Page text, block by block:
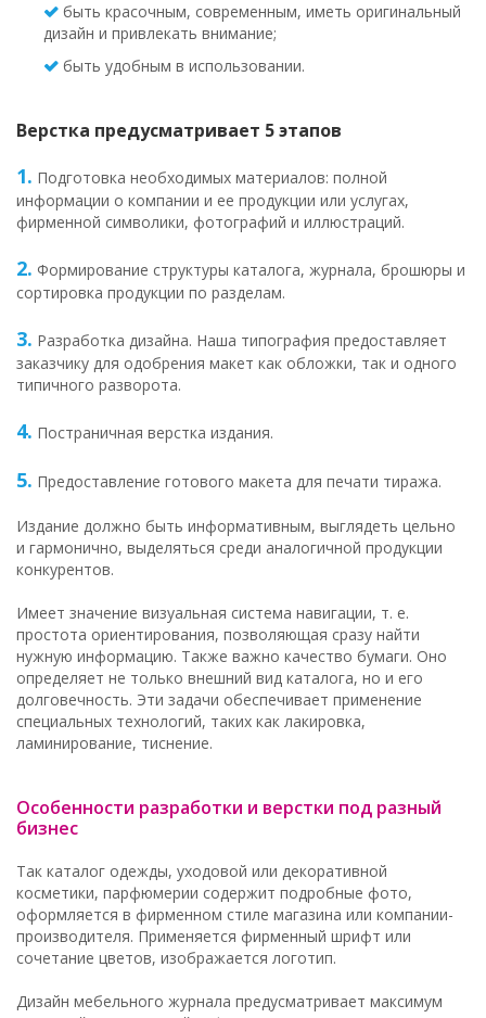
быть красочным, современным, иметь оригинальный
дизайн и привлекать внимание;
быть удобным в использовании.
Верстка предусматривает 5 этапов
1. Подготовка необходимых материалов: полной
информации о компании и ее продукции или услугах,
фирменной символики, фотографий и иллюстраций.
2. Формирование структуры каталога, журнала, брошюры и
сортировка продукции по разделам.
3. Разработка дизайна. Наша типография предоставляет
заказчику для одобрения макет как обложки, так и одного
типичного разворота.
4. Постраничная верстка издания.
5. Предоставление готового макета для печати тиража.
Издание должно быть информативным, выглядеть цельно
и гармонично, выделяться среди аналогичной продукции
конкурентов.
Имеет значение визуальная система навигации, т. е.
простота ориентирования, позволяющая сразу найти
нужную информацию. Также важно качество бумаги. Оно
определяет не только внешний вид каталога, но и его
долговечность. Эти задачи обеспечивает применение
специальных технологий, таких как лакировка,
ламинирование, тиснение.
Особенности разработки и верстки под разный
бизнес
Так каталог одежды, уходовой или декоративной
косметики, парфюмерии содержит подробные фото,
оформляется в фирменном стиле магазина или компании-
производителя. Применяется фирменный шрифт или
сочетание цветов, изображается логотип.
Дизайн мебельного журнала предусматривает максимум